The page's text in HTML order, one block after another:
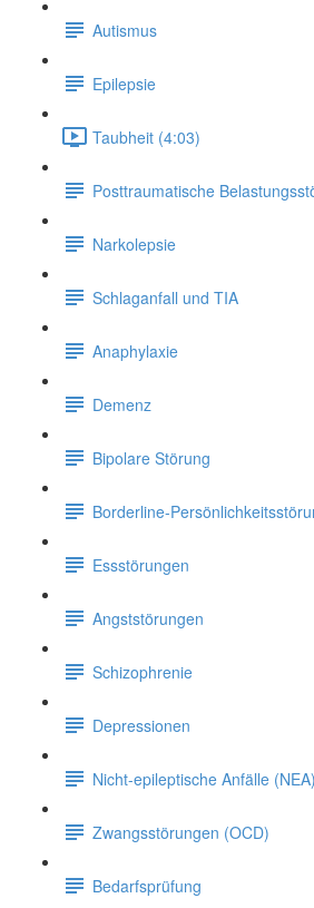
Autismus
Epilepsie
Taubheit (4:03)
Posttraumatische
Narkolepsie
Schlaganfall und TIA
Anaphylaxie
Demenz
Bipolare Störung
Borderline-
Essstörungen
Angststörungen
Schizophrenie
Depressionen
Nicht-epileptische Anfälle (NEA)
Zwangsstörungen (OCD)
Bedarfsprüfung